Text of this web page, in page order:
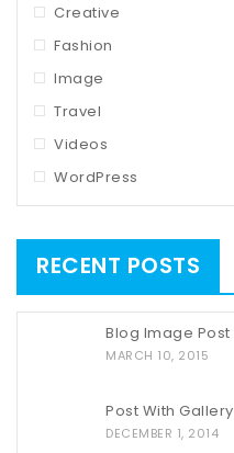
Creative
Fashion
Image
Travel
Videos
WordPress
RECENT POSTS
Blog Image Post
MARCH 10, 2015
Post With Gallery
DECEMBER 1, 2014